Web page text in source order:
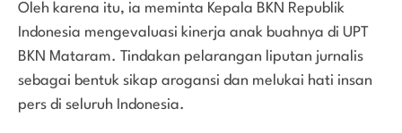
Oleh karena itu, ia meminta Kepala BKN Republik
Indonesia mengevaluasi kinerja anak buahnya di UPT
BKN Mataram. Tindakan pelarangan liputan jurnalis
sebagai bentuk sikap arogansi dan melukai hati insan
pers di seluruh Indonesia.